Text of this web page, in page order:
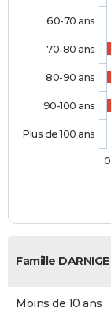
60-70 ans
70-80 ans
80-90 ans
90-100 ans
Plus de 100 ans
0
Famille DARNIGE
Moins de 10 ans